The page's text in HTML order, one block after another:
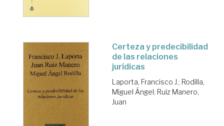
Certeza y predecibilidad
de las relaciones
jurídicas
Laporta, Francisco J.; Rodilla,
Miguel Ángel; Ruiz Manero,
Juan